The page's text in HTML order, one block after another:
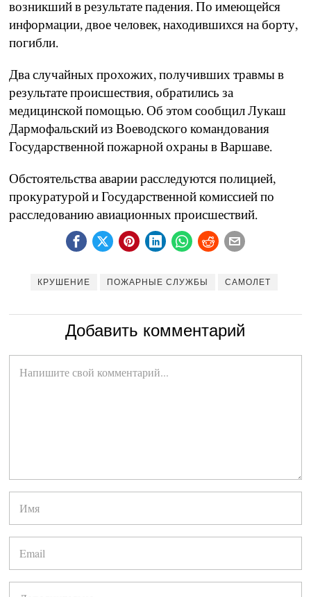
возникший в результате падения. По имеющейся
информации, двое человек, находившихся на борту,
погибли.
Два случайных прохожих, получивших травмы в
результате происшествия, обратились за
медицинской помощью. Об этом сообщил Лукаш
Дармофальский из Воеводского командования
Государственной пожарной охраны в Варшаве.
Обстоятельства аварии расследуются полицией,
прокуратурой и Государственной комиссией по
расследованию авиационных происшествий.
КРУШЕНИЕ ПОЖАРНЫЕ СЛУЖБЫ САМОЛЕТ
Добавить комментарий